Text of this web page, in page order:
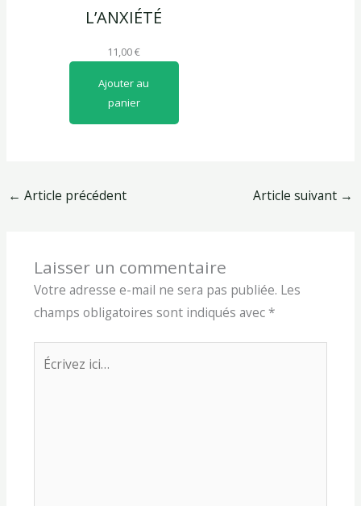
L’ANXIÉTÉ
11,00€
Ajouter au
panier
← Article précédent Article suivant →
Laisser un commentaire
Votre adresse e-mail ne sera pas publiée. Les
champs obligatoires sont indiqués avec*
Écrivez